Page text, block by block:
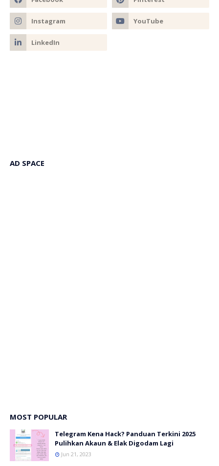
AD SPACE
MOST POPULAR
Telegram Kena Hack? Panduan Terkini 2025
Pulihkan Akaun & Elak Digodam Lagi
Jun 21, 2023